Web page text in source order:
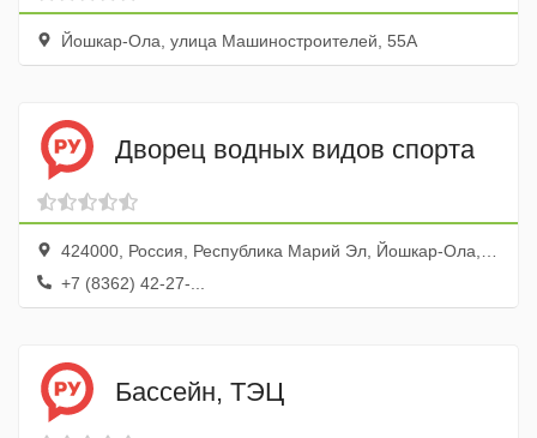
Йошкар-Ола, улица Машиностроителей, 55А
Дворец водных видов спорта
424000, Россия, Республика Марий Эл, Йошкар-Ола, улица Карла Маркса, 107А
+7 (8362) 42-27-...
Бассейн, ТЭЦ